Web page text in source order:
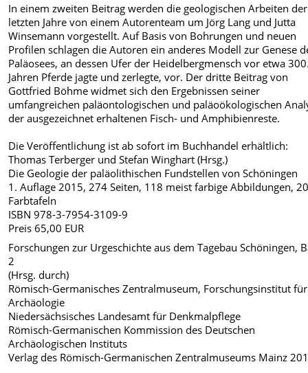
In einem zweiten Beitrag werden die geologischen Arbeiten der
letzten Jahre von einem Autorenteam um Jörg Lang und Jutta
Winsemann vorgestellt. Auf Basis von Bohrungen und neuen
Profilen schlagen die Autoren ein anderes Modell zur Genese
Paläosees, an dessen Ufer der Heidelbergmensch vor etwa
Jahren Pferde jagte und zerlegte, vor. Der dritte Beitrag von
Gottfried Böhme widmet sich den Ergebnissen seiner
umfangreichen paläontologischen und paläoökologischen
der ausgezeichnet erhaltenen Fisch- und Amphibienreste.
Die Veröffentlichung ist ab sofort im Buchhandel erhältlich:
Thomas Terberger und Stefan Winghart (Hrsg.)
Die Geologie der paläolithischen Fundstellen von Schöningen
1. Auflage 2015, 274 Seiten, 118 meist farbige Abbildungen,
Farbtafeln
ISBN 978-3-7954-3109-9
Preis 65,00 EUR
Forschungen zur Urgeschichte aus dem Tagebau Schöningen,
2
(Hrsg. durch)
Römisch-Germanisches Zentralmuseum, Forschungsinstitut für
Archäologie
Niedersächsisches Landesamt für Denkmalpflege
Römisch-Germanischen Kommission des Deutschen
Archäologischen Instituts
Verlag des Römisch-Germanischen Zentralmuseums Mainz